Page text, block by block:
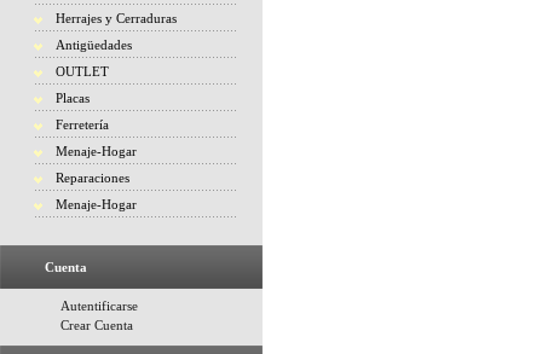
Herrajes y Cerraduras
Antigüedades
OUTLET
Placas
Ferretería
Menaje-Hogar
Reparaciones
Menaje-Hogar
Cuenta
Autentificarse
Crear Cuenta